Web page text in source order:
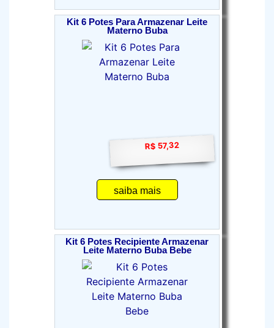
Kit 6 Potes Para Armazenar Leite
Materno Buba
R$ 57,32
saiba mais
Kit 6 Potes Recipiente Armazenar
Leite Materno Buba Bebe